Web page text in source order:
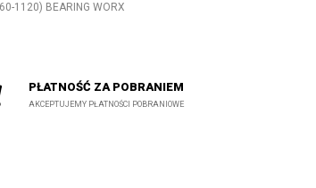
1120) BEARING WORX
PŁATNOŚĆ ZA POBRANIEM
AKCEPTUJEMY PŁATNOŚCI POBRANIOWE